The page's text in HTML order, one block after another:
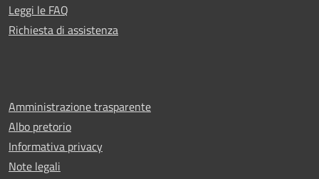
Leggi le FAQ
Richiesta di assistenza
Amministrazione trasparente
Albo pretorio
Informativa privacy
Note legali